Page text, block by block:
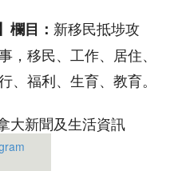
欄目： 新移民抵埗攻
，移民、工作、居住、
、福利、生育、教育。
大新聞及生活資訊